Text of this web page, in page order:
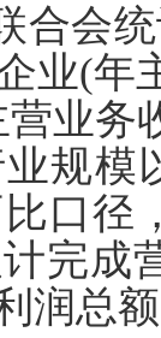
合会
业(年
业务
规模
口径
完成
润总